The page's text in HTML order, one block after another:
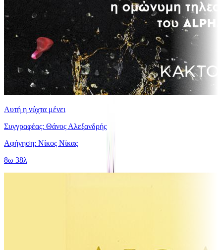
Αυτή η νύχτα μένει
Συγγραφέας: Θάνος Αλεξανδρής
Αφήγηση: Νίκος Νίκας
8ω 38λ